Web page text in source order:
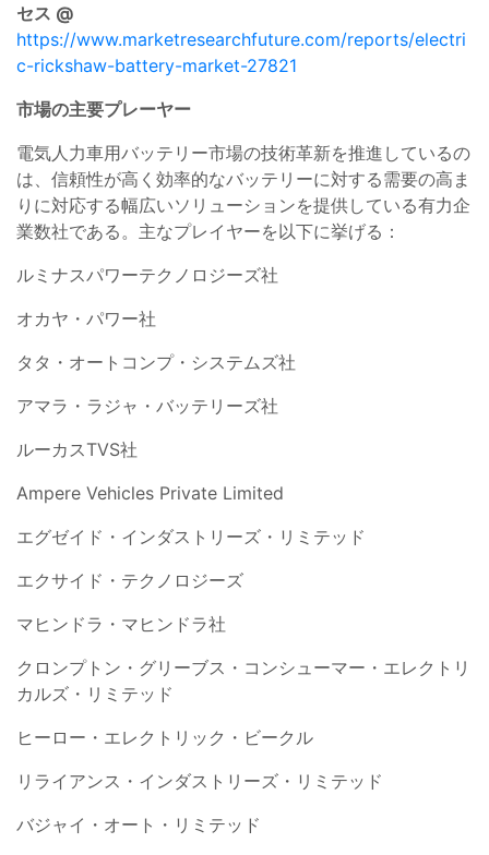
セス @
https://www.marketresearchfuture.com/reports/electri
c-rickshaw-battery-market-27821
市場の主要プレーヤー
電気人力車用バッテリー市場の技術革新を推進しているの
は、信頼性が高く効率的なバッテリーに対する需要の高ま
りに対応する幅広いソリューションを提供している有力企
業数社である。主なプレイヤーを以下に挙げる：
ルミナスパワーテクノロジーズ社
オカヤ・パワー社
タタ・オートコンプ・システムズ社
アマラ・ラジャ・バッテリーズ社
ルーカスTVS社
Ampere Vehicles Private Limited
エグゼイド・インダストリーズ・リミテッド
エクサイド・テクノロジーズ
マヒンドラ・マヒンドラ社
クロンプトン・グリーブス・コンシューマー・エレクトリ
カルズ・リミテッド
ヒーロー・エレクトリック・ビークル
リライアンス・インダストリーズ・リミテッド
バジャイ・オート・リミテッド